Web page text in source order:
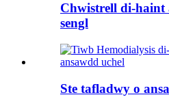
Chwistrell di-haint
sengl
Ste tafladwy o